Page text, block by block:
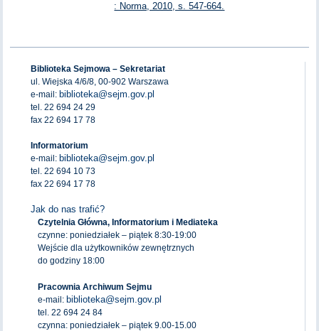
: Norma, 2010, s. 547-664.
Biblioteka Sejmowa – Sekretariat
ul. Wiejska 4/6/8, 00-902 Warszawa
e-mail: biblioteka@sejm.gov.pl
tel. 22 694 24 29
fax 22 694 17 78
Informatorium
e-mail: biblioteka@sejm.gov.pl
tel. 22 694 10 73
fax 22 694 17 78
Jak do nas trafić?
Czytelnia Główna, Informatorium i Mediateka
czynne: poniedziałek – piątek 8:30-19:00
Wejście dla użytkowników zewnętrznych
do godziny 18:00
Pracownia Archiwum Sejmu
e-mail: biblioteka@sejm.gov.pl
tel. 22 694 24 84
czynna: poniedziałek – piątek 9.00-15.00